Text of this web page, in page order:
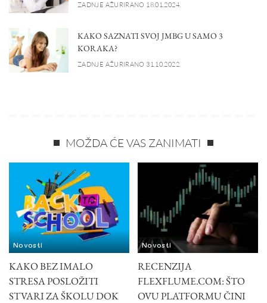
ZADNJE AŽURIRANO 18.01.2024.
KAKO SAZNATI SVOJ JMBG U SAMO 3
KORAKA?
ZADNJE AŽURIRANO 31.10.2022.
MOŽDA ĆE VAS ZANIMATI
Novosti
KAKO BEZ IMALO
STRESA POSLOŽITI
STVARI ZA ŠKOLU DOK
Novosti
RECENZIJA
FLEXFLUME.COM: ŠTO
OVU PLATFORMU ČINI